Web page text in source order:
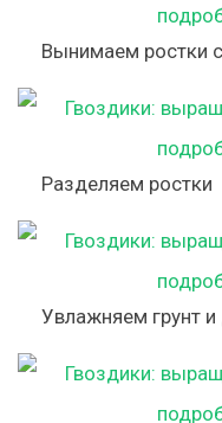
Вынимаем ростки
Разделяем ростки
Увлажняем грунт